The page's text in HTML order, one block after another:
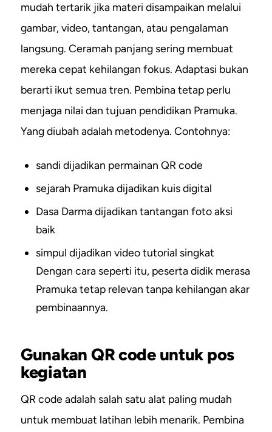
mudah tertarik jika materi disampaikan melalui
gambar, video, tantangan, atau pengalaman
langsung. Ceramah panjang sering membuat
mereka cepat kehilangan fokus. Adaptasi bukan
berarti ikut semua tren. Pembina tetap perlu
menjaga nilai dan tujuan pendidikan Pramuka.
Yang diubah adalah metodenya. Contohnya:
sandi dijadikan permainan QR code
sejarah Pramuka dijadikan kuis digital
Dasa Darma dijadikan tantangan foto aksi
baik
simpul dijadikan video tutorial singkat
Dengan cara seperti itu, peserta didik merasa
Pramuka tetap relevan tanpa kehilangan akar
pembinaannya.
Gunakan QR code untuk pos
kegiatan
QR code adalah salah satu alat paling mudah
untuk membuat latihan lebih menarik. Pembina